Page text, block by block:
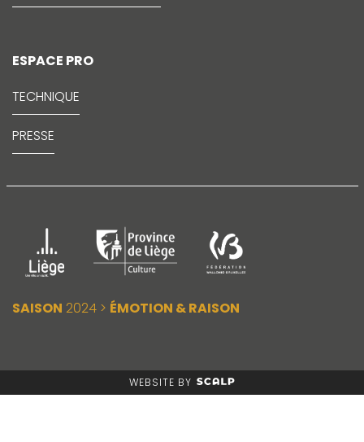
ESPACE PRO
TECHNIQUE
PRESSE
SAISON 2024 > ÉMOTION & RAISON
WEBSITE BY